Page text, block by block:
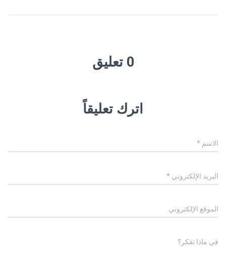
0 تعليق
اترك تعليقاً
الاسم *
البريد الإلكتروني *
الموقع الإلكتروني
في ماذا تفكر؟